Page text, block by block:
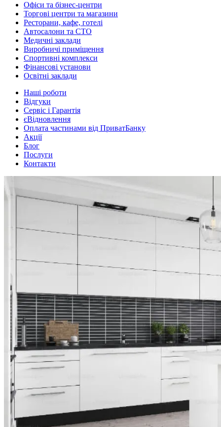
Офіси та бізнес-центри
Торгові центри та магазини
Ресторани, кафе, готелі
Автосалони та СТО
Медичні заклади
Виробничі приміщення
Спортивні комплекси
Фінансові установи
Освітні заклади
Наші роботи
Відгуки
Сервіс і Гарантія
єВідновлення
Оплата частинами від ПриватБанку
Акції
Блог
Послуги
Контакти